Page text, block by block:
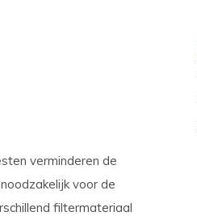
verminderen de
voor de
filtermateriaal